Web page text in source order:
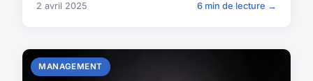
2 avril 2025 6 min de lecture →
MANAGEMENT